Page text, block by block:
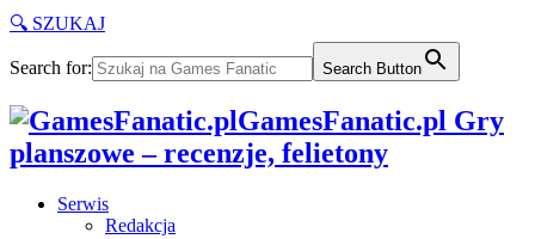
🔍 SZUKAJ
Search for: Search Button
GamesFanatic.pl Gry
planszowe – recenzje, felietony
Serwis
Redakcja